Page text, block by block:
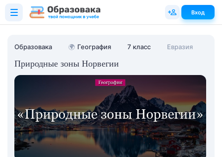
Образовака 🌍 География 7 класс Евразия
Природные зоны Норвегии
Вход